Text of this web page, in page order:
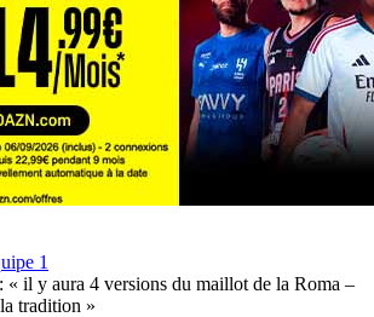
1
« il y aura 4 versions du maillot de la Roma –
tradition »